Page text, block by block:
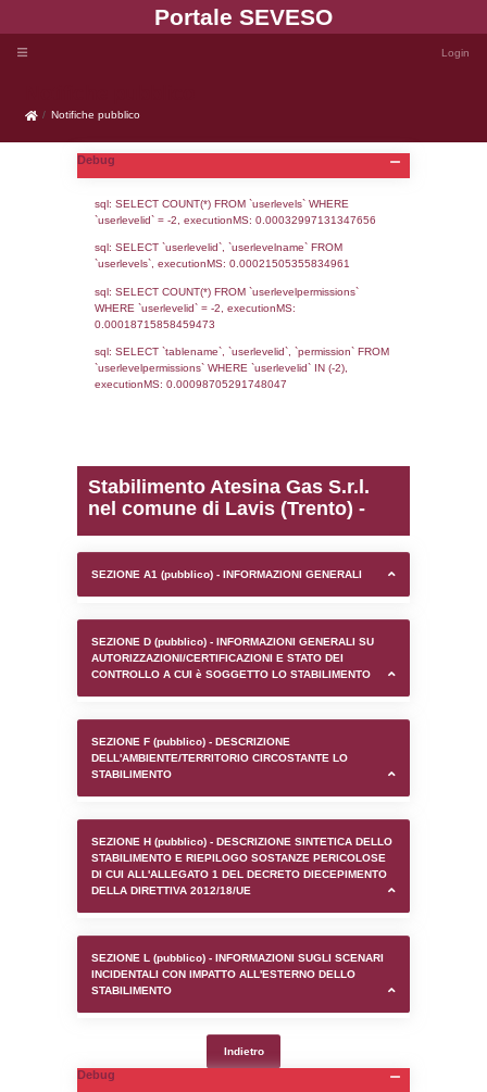
Portale
Notifiche pubblico
Notifiche pubblico
Debug
sql: SELECT COUNT(*) FROM `userlevels`
sql: SELECT `userlevelid`, `userlevelname`
0.00018715858459473
sql: SELECT `tablename`, `userlevelid`,
`userlevelpermissions` WHERE `userlevelid`
executionMS: 0.00098705291748047
Stabilimento Atesina
nel comune di Lavis
SEZIONE A1 (pubblico) - INFORMAZIONI
SEZIONE D (pubblico) - INFORMAZIONI
AUTORIZZAZIONI/CERTIFICAZIONI E
CONTROLLO A CUI è SOGGETTO LO